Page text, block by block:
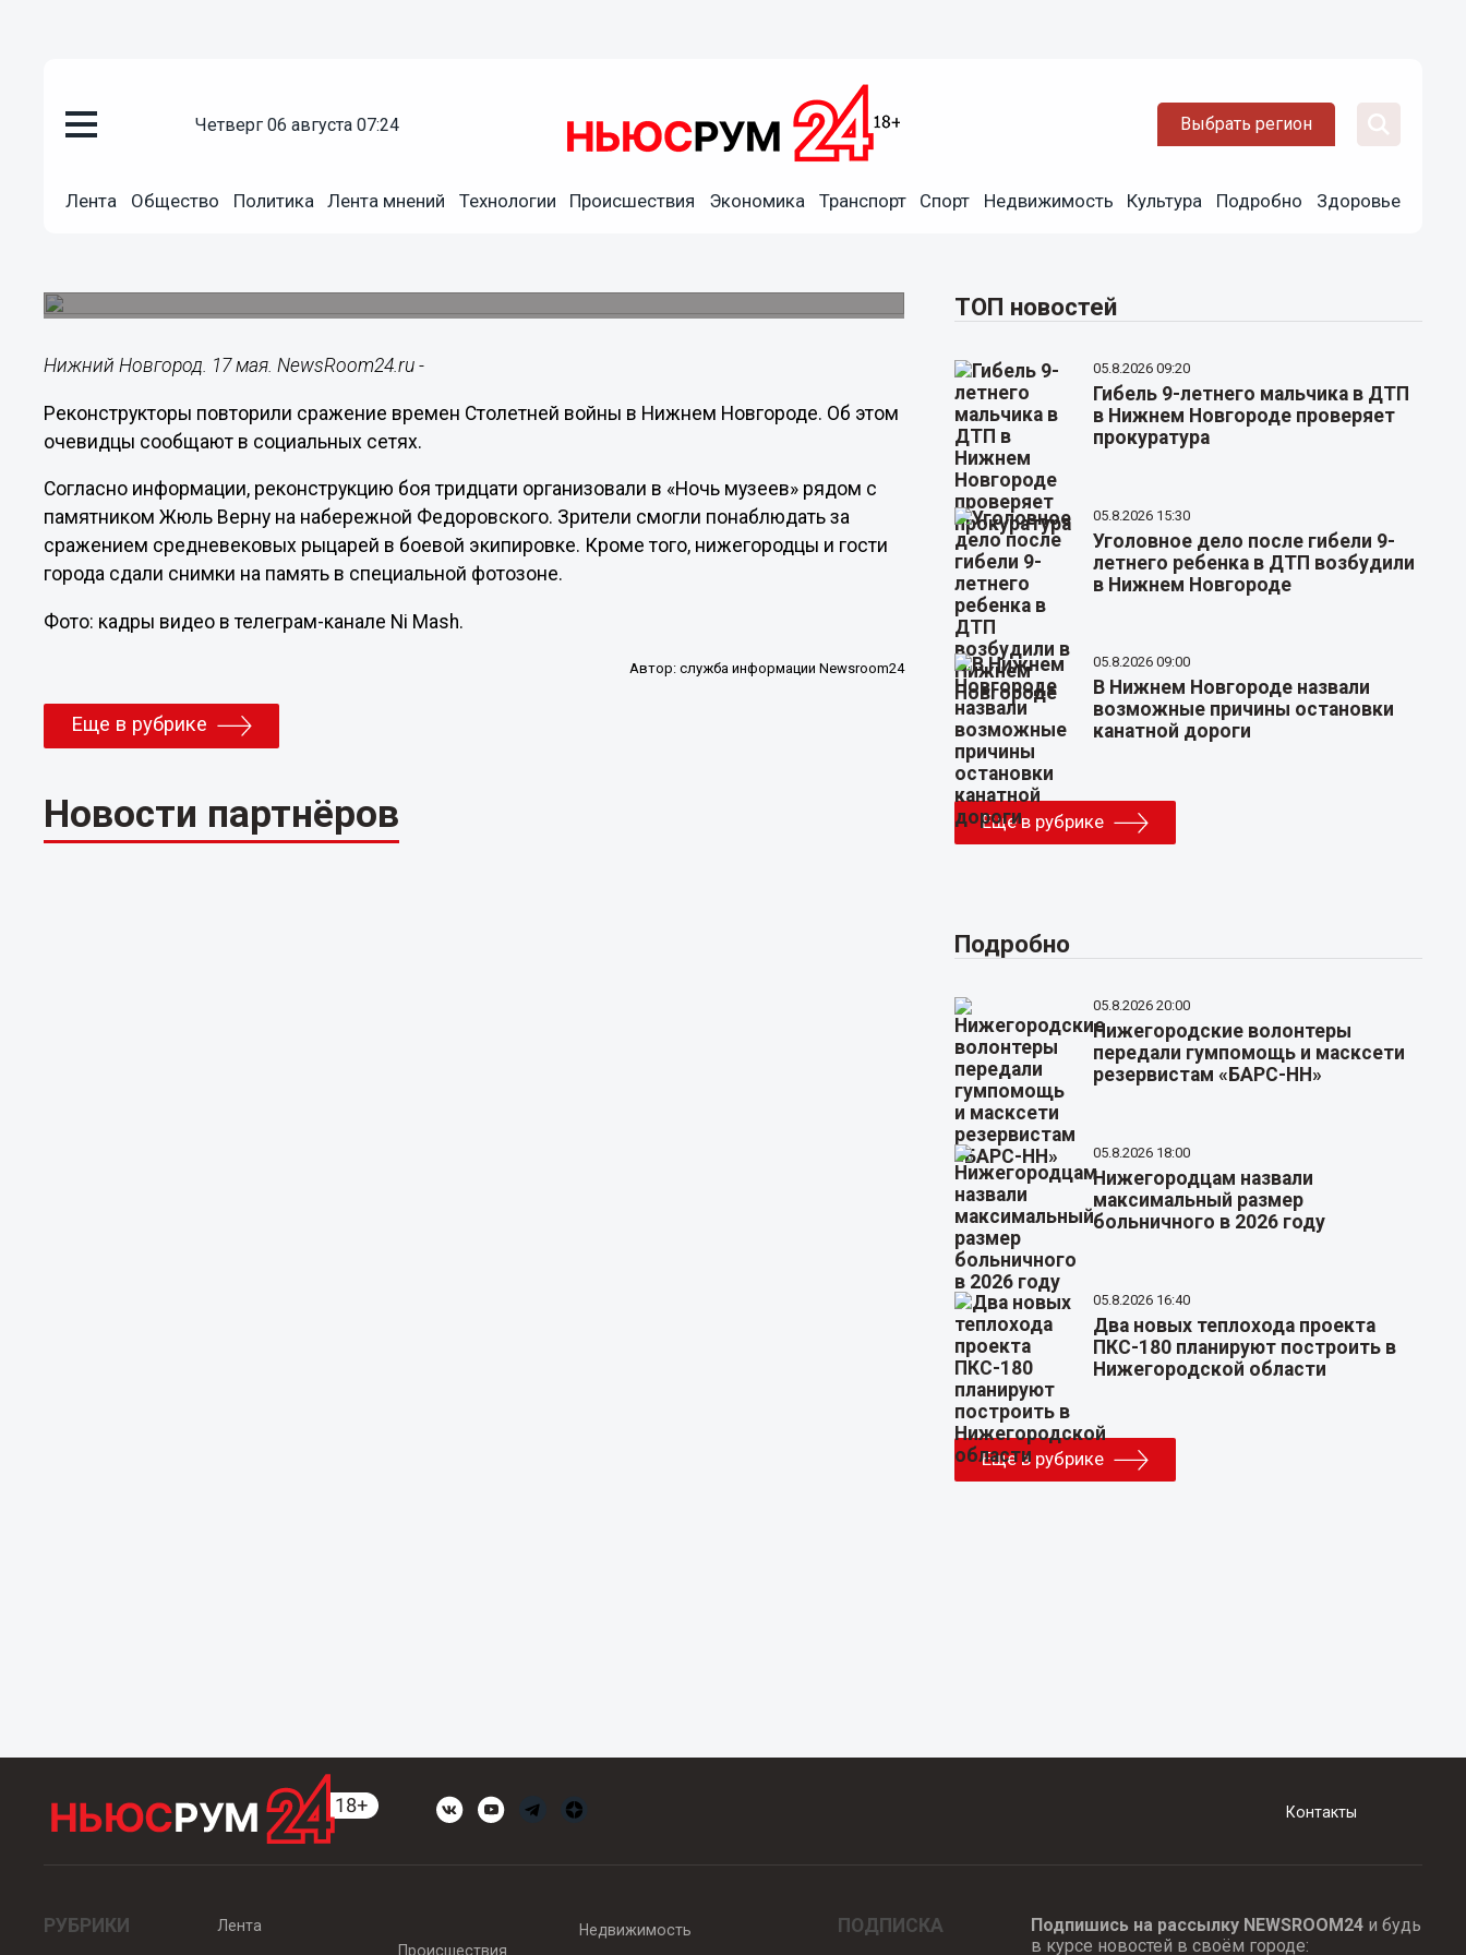
четверг 06 августа 07:24 Выбрать регион
Лента Общество Политика Лента мнений Технологии Происшествия Экономика Транспорт Спорт Недвижимость Культура Подробно Здоровье
Бой Столетней войны с участием нижегородцев произошел
Нижний Новгород. 17 мая. NewsRoom24.ru -
Реконструкторы повторили сражение времен Столетней войны в Нижнем Новгороде. Об этом
очевидцы сообщают в социальных сетях.
Согласно информации, реконструкцию боя тридцати организовали в «Ночь музеев» рядом с
памятником Жюль Верну на набережной Федоровского. Зрители смогли понаблюдать за
сражением средневековых рыцарей в боевой экипировке. Кроме того, нижегородцы и гости
города сдали снимки на память в специальной фотозоне.
Фото: кадры видео в телеграм-канале Ni Mash.
Автор: служба информации Newsroom24
Еще в рубрике
Новости партнёров
ТОП новостей
05.8.2026 09:20
Гибель 9-летнего мальчика в ДТП
в Нижнем Новгороде проверяет
прокуратура
05.8.2026 15:30
Уголовное дело после гибели 9-
летнего ребенка в ДТП возбудили
в Нижнем Новгороде
05.8.2026 09:00
В Нижнем Новгороде назвали
возможные причины остановки
канатной дороги
Еще в рубрике
Подробно
05.8.2026 20:00
Нижегородские волонтеры
передали гумпомощь и масксети
резервистам «БАРС-НН»
05.8.2026 18:00
Нижегородцам назвали
максимальный размер
больничного в 2026 году
05.8.2026 16:40
Два новых теплохода проекта
ПКС-180 планируют построить в
Нижегородской области
Еще в рубрике
Контакты
РУБРИКИ
Лента
Происшествия
Недвижимость ПОДПИСКА Подпишись на рассылку NEWSROOM24и будь
в курсе новостей в своём городе: